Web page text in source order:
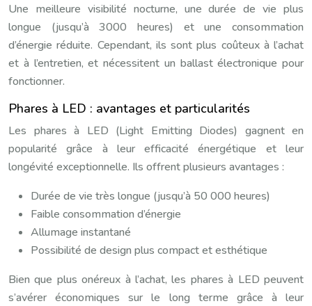
Une meilleure visibilité nocturne, une durée de vie plus
longue (jusqu’à 3000 heures) et une consommation
d’énergie réduite. Cependant, ils sont plus coûteux à l’achat
et à l’entretien, et nécessitent un ballast électronique pour
fonctionner.
Phares à LED : avantages et particularités
Les phares à LED (Light Emitting Diodes) gagnent en
popularité grâce à leur efficacité énergétique et leur
longévité exceptionnelle. Ils offrent plusieurs avantages :
Durée de vie très longue (jusqu’à 50 000 heures)
Faible consommation d’énergie
Allumage instantané
Possibilité de design plus compact et esthétique
Bien que plus onéreux à l’achat, les phares à LED peuvent
s’avérer économiques sur le long terme grâce à leur